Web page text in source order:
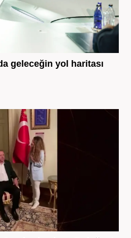
geleceğin yol haritası